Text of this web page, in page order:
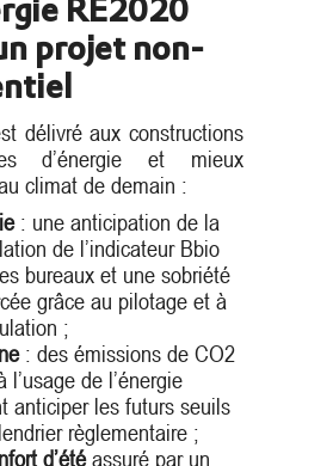
RE2020
projet non-
délivré aux constructions
d’énergie et mieux
climat de demain :
: une anticipation de la
de l’indicateur Bbio
bureaux et une sobriété
grâce au pilotage et à
;
: des émissions de CO2
l’usage de l’énergie
anticiper les futurs seuils
règlementaire ;
d’étéassuré par un